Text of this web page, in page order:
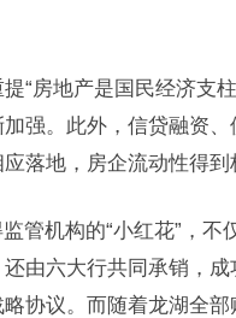
“房地产是国民经济支
强。此外，信贷融资
落地，房企流动性得到
管机构的“小红花”，不
由六大行共同承销，
协议。而随着龙湖全